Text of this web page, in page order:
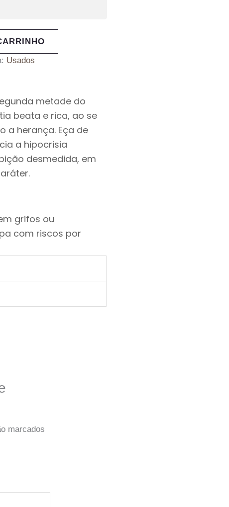
Usados
metade do
beata e rica, ao se
a herança. Eça de
a hipocrisia
desmedida, em
grifos ou
com riscos por
marcados